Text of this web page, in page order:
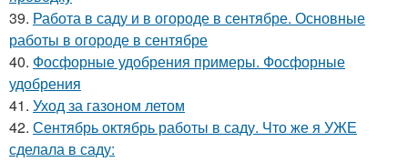
39. Работа в саду и в огороде в сентябре. Основные
работы в огороде в сентябре
40. Фосфорные удобрения примеры. Фосфорные
удобрения
41. Уход за газоном летом
42. Сентябрь октябрь работы в саду. Что же я УЖЕ
сделала в саду: